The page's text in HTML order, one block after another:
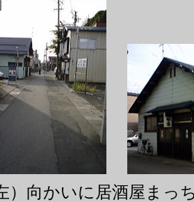
左）向かいに居酒屋